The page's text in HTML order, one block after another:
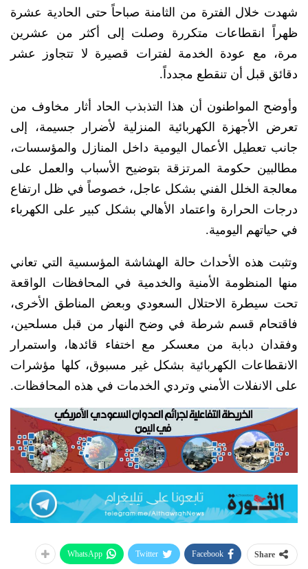
شهدت خلال الفترة من الثامنة صباحاً حتى الحادية عشرة
ظهراً انقطاعات متكررة وصلت إلى أكثر من عشرين
مرة، مع عودة الخدمة لفترات قصيرة لا تتجاوز عشر
دقائق قبل أن تنقطع مجدداً.
وأوضح المواطنون أن هذا التذبذب الحاد أثار مخاوف من
تعرض الأجهزة الكهربائية المنزلية لأضرار جسيمة، إلى
جانب تعطيل الأعمال اليومية داخل المنازل والمؤسسات،
مطالبين حكومة المرتزقة بتوضيح الأسباب والعمل على
معالجة الخلل الفني بشكل عاجل، خصوصاً في ظل ارتفاع
درجات الحرارة واعتماد الأهالي بشكل كبير على الكهرباء
في حياتهم اليومية.
وتثبت هذه الأحداث حالة الهشاشة المؤسسية التي تعاني
منها المنظومة الأمنية والخدمية في المحافظات الواقعة
تحت سيطرة الاحتلال السعودي وبعض المناطق الأخرى،
فاقتحام قسم شرطة في وضح النهار من قبل مسلحين،
وفقدان دبابة من معسكر مع اختفاء قائدها، واستمرار
الانقطاعات الكهربائية بشكل غير مسبوق، كلها مؤشرات
على الانفلات الأمني وتردي الخدمات في هذه المحافظات.
Share
Facebook
Twitter
WhatsApp